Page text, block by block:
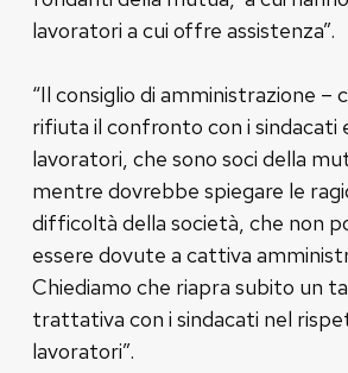
lavoratori a cui offre assistenza”.
“Il consiglio di amministrazione –
rifiuta il confronto con i sindacati
lavoratori, che sono soci della
mentre dovrebbe spiegare le
difficoltà della società, che non
essere dovute a cattiva
Chiediamo che riapra subito un
trattativa con i sindacati nel
lavoratori”.